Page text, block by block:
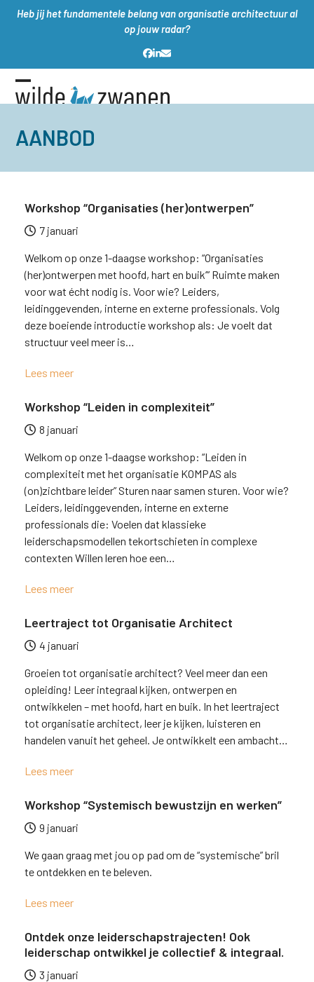
SkipHeb jij het fundamentele belang van organisatie architectuur al
op jouw radar?
Facebook
LinkedIn
E-
mail
Open
menu
Close
menu
AANBOD
Workshop “Organisaties (her)ontwerpen”
7 januari
Welkom op onze 1-daagse workshop: “Organisaties
(her)ontwerpen met hoofd, hart en buik’” Ruimte maken
voor wat écht nodig is. Voor wie? Leiders,
leidinggevenden, interne en externe professionals. Volg
deze boeiende introductie workshop als: Je voelt dat
structuur veel meer is…
Lees meer
Workshop “Leiden in complexiteit”
8 januari
Welkom op onze 1-daagse workshop: “Leiden in
complexiteit met het organisatie KOMPAS als
(on)zichtbare leider” Sturen naar samen sturen. Voor wie?
Leiders, leidinggevenden, interne en externe
professionals die: Voelen dat klassieke
leiderschapsmodellen tekortschieten in complexe
contexten Willen leren hoe een…
Lees meer
Leertraject tot Organisatie Architect
4 januari
Groeien tot organisatie architect? Veel meer dan een
opleiding! Leer integraal kijken, ontwerpen en
ontwikkelen – met hoofd, hart en buik. In het leertraject
tot organisatie architect, leer je kijken, luisteren en
handelen vanuit het geheel. Je ontwikkelt een ambacht…
Lees meer
Workshop “Systemisch bewustzijn en werken”
9 januari
We gaan graag met jou op pad om de “systemische” bril
te ontdekken en te beleven.
Lees meer
Ontdek onze leiderschapstrajecten! Ook
leiderschap ontwikkel je collectief & integraal.
3 januari